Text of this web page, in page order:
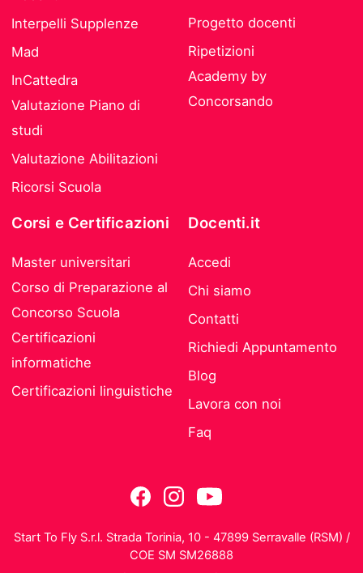
Interpelli Supplenze
Mad
InCattedra
Valutazione Piano di
studi
Valutazione Abilitazioni
Ricorsi Scuola
Progetto docenti
Ripetizioni
Academy by
Concorsando
Corsi e Certificazioni
Master universitari
Corso di Preparazione al
Concorso Scuola
Certificazioni
informatiche
Certificazioni linguistiche
Docenti.it
Accedi
Chi siamo
Contatti
Richiedi Appuntamento
Blog
Lavora con noi
Faq
Start To Fly S.r.l. Strada Torinia, 10 - 47899 Serravalle (RSM) /
COE SM SM26888